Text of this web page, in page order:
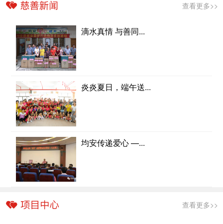
查看更多>>
滴水真情 与善同...
炎炎夏日，端午送...
均安传递爱心 —...
查看更多>>